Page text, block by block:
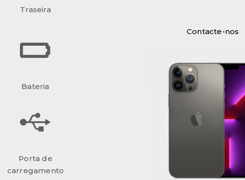
Traseira
Bateria
Porta de
carregamento
Contacte-nos